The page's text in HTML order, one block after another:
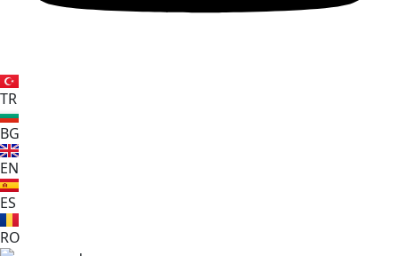
TR
BG
EN
ES
RO